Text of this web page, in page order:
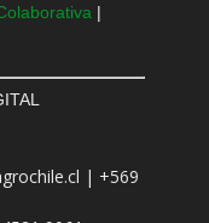
|
| +569